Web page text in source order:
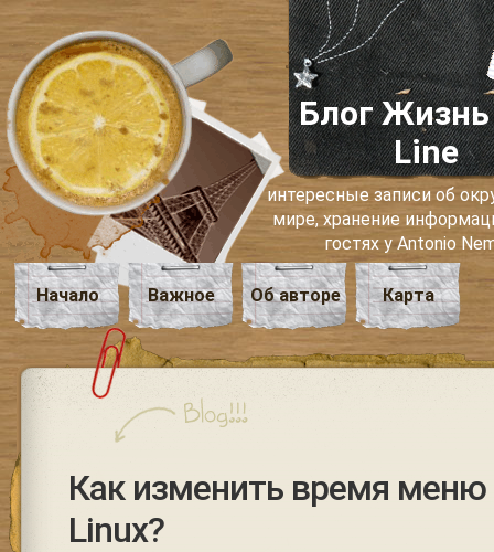
Блог Жизнь
Line
интересные записи об
мире, хранение
гостях у Antonio
Начало Важное Об авторе Карта
Как изменить время меню
Linux?